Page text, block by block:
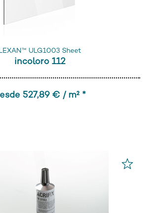
LEXAN™ ULG1003 Sheet
incoloro 112
527,89 € / m² *